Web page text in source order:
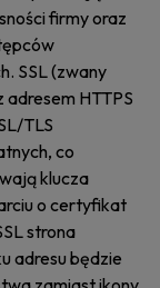
firmy oraz
SSL (zwany
HTTPS
TLS
co
klucza
o certyfikat
strona
adresu będzie